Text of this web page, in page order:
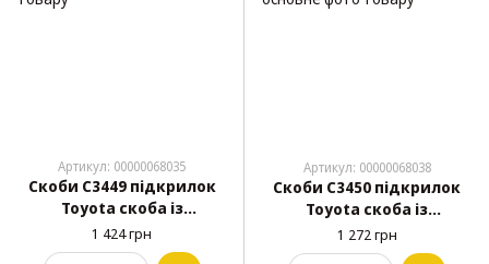
Артикул: 00000068035
Скоби C3449 підкрилок
Toyota скоба із
закруткой ( уп. 100 шт.)
1 424 грн
Артикул: 00000068038
Скоби C3450 підкрилок
Toyota скоба із
закруткою 12768 ( уп. 100
шт.)
1 272 грн